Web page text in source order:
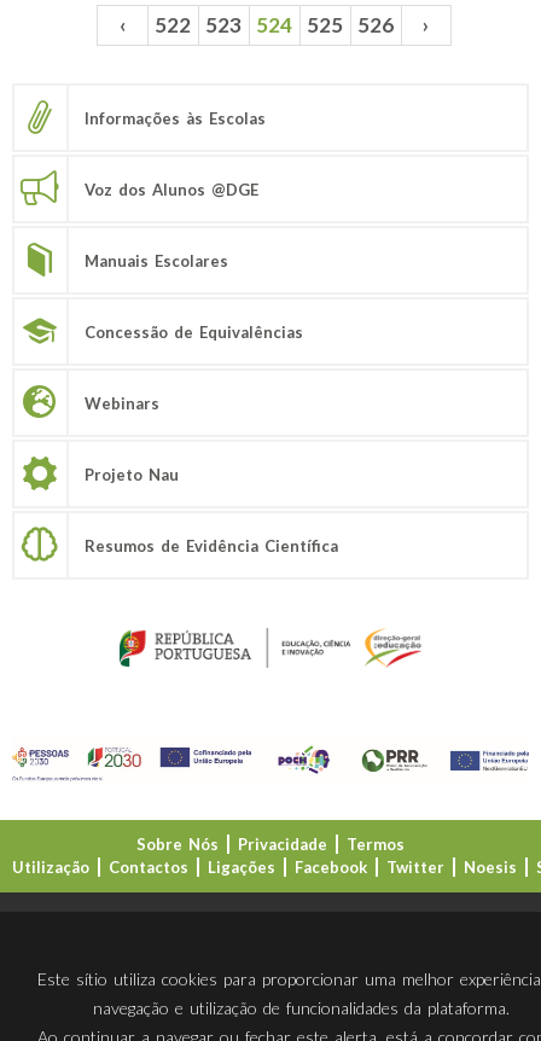
Páginas ‹ 522 523 524 525 526 ›
Informações às Escolas
Voz dos Alunos @DGE
Manuais Escolares
Concessão de Equivalências
Webinars
Projeto Nau
Resumos de Evidência Científica
Sobre Nós Privacidade
Termos
Utilização
Contactos Ligações Facebook Twitter Noesis
Este sítio utiliza cookies para proporcionar uma melhor
navegação e utilização de funcionalidades da plataforma.
Ao continuar a navegar ou fechar este alerta, está a concordar